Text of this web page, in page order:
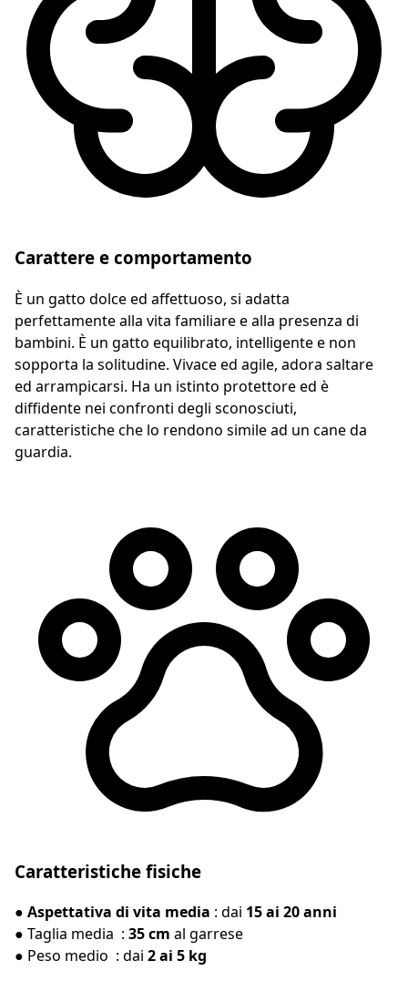
Carattere e comportamento
È un gatto dolce ed affettuoso, si adatta
perfettamente alla vita familiare e alla presenza di
bambini. È un gatto equilibrato, intelligente e non
sopporta la solitudine. Vivace ed agile, adora saltare
ed arrampicarsi. Ha un istinto protettore ed è
diffidente nei confronti degli sconosciuti,
caratteristiche che lo rendono simile ad un cane da
guardia.
Caratteristiche fisiche
● Aspettativa di vita media : dai 15 ai 20 anni
● Taglia media : 35 cm al garrese
● Peso medio : dai 2 ai 5 kg